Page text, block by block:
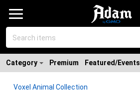
Category Premium Featured/Events
Voxel Animal Collection